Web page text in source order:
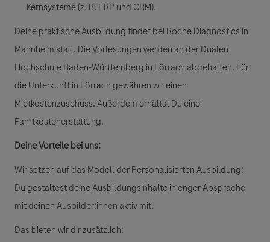
Kernsysteme (z. B. ERP und CRM).
Deine praktische Ausbildung findet bei Roche Diagnostics in
Mannheim statt. Die Vorlesungen werden an der Dualen
Hochschule Baden-Württemberg in Lörrach abgehalten. Für
die Unterkunft in Lörrach gewähren wir einen
Mietkostenzuschuss. Außerdem erhältst Du eine
Fahrtkostenerstattung.
Deine Vorteile bei uns:
Wir setzen auf das Modell derPersonalisierten Ausbildung:
Du gestaltest deine Ausbildungsinhalte in enger Absprache
mit deinen Ausbilder:innen aktiv mit.
Das bieten wir dir zusätzlich: